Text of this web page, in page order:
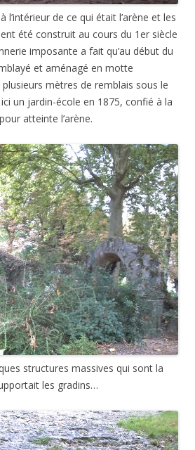
l’intérieur de ce qui était l’arène et les
été construit au cours du 1er siècle
imposante a fait qu’au début du
et aménagé en motte
mètres de remblais sous le
un jardin-école en 1875, confié à la
atteinte l’arène.
structures massives qui sont la
les gradins…